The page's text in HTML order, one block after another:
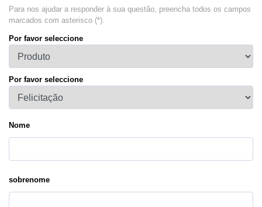
Para nos ajudar a responder à sua questão, preencha todos os campos
marcados com asterisco (*).
Por favor seleccione
Por favor seleccione
Nome
sobrenome